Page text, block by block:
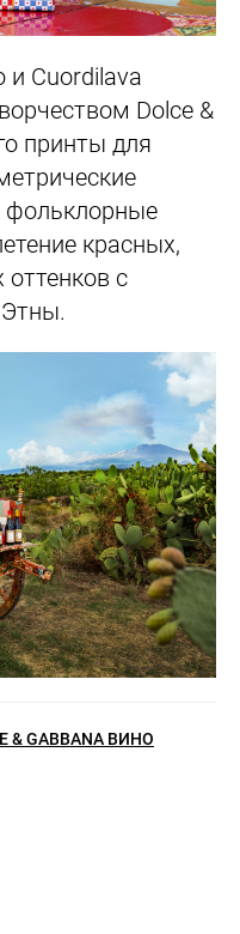
и Cuordilava
Dolce &
принты для
красных,
с
& GABBANA ВИНО